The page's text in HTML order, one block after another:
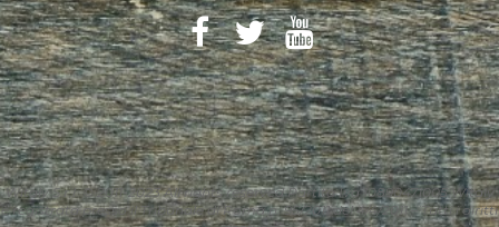
Witaly S.r.l. © 2011-2023 All rights reserved Partita Iva 10890471005 Witaly
è registrata presso il Tribunale di Roma n. 95/2011 del 4/4/2011 – Tutti i diritti